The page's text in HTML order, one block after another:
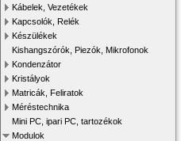
Kábelek, Vezetékek
Kapcsolók, Relék
Készülékek
Kishangszórók, Piezók, Mikrofonok
Kondenzátor
Kristályok
Matricák, Feliratok
Méréstechnika
Mini PC, ipari PC, tartozékok
Modulok